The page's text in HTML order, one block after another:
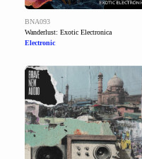
BNA093
Wanderlust: Exotic Electronica
Electronic